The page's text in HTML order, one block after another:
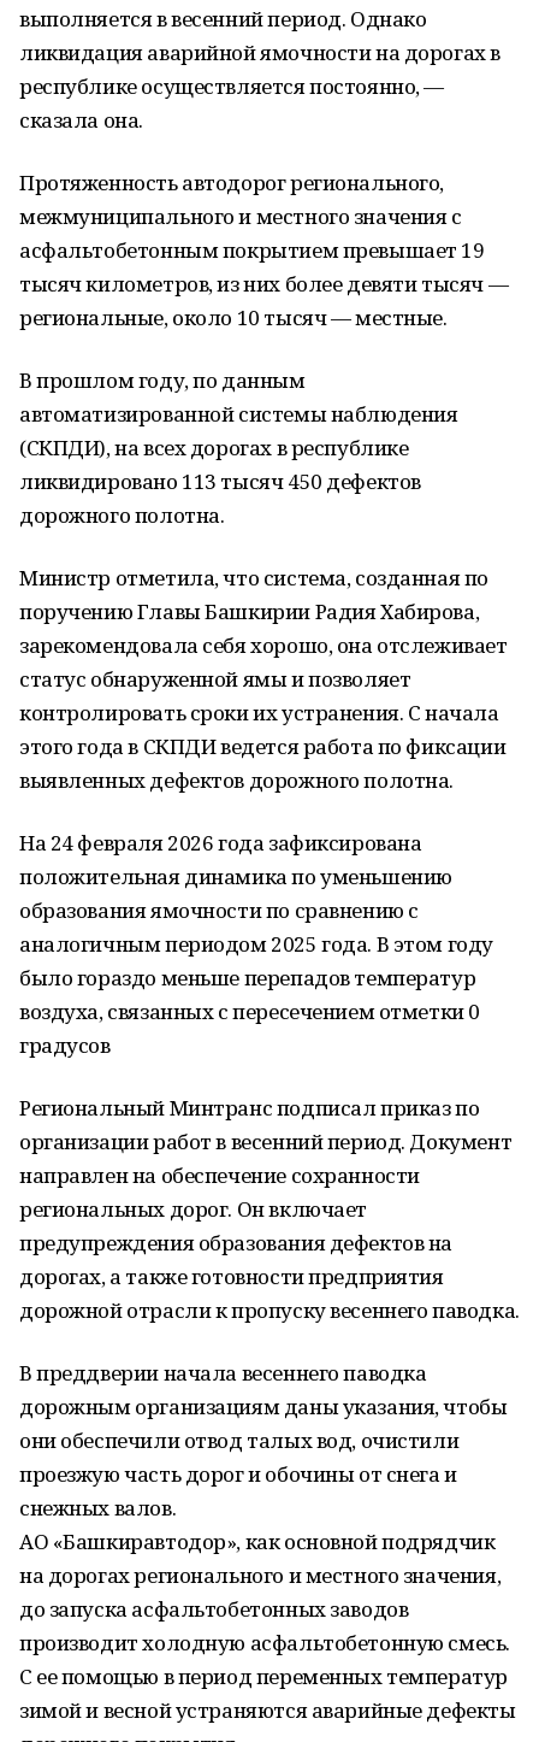
выполняется в весенний период. Однако
ликвидация аварийной ямочности на дорогах в
республике осуществляется постоянно, —
сказала она.
Протяженность автодорог регионального,
межмуниципального и местного значения с
асфальтобетонным покрытием превышает 19
тысяч километров, из них более девяти тысяч —
региональные, около 10 тысяч — местные.
В прошлом году, по данным
автоматизированной системы наблюдения
(СКПДИ), на всех дорогах в республике
ликвидировано 113 тысяч 450 дефектов
дорожного полотна.
Министр отметила, что система, созданная по
поручению Главы Башкирии Радия Хабирова,
зарекомендовала себя хорошо, она отслеживает
статус обнаруженной ямы и позволяет
контролировать сроки их устранения. С начала
этого года в СКПДИ ведется работа по фиксации
выявленных дефектов дорожного полотна.
На 24 февраля 2026 года зафиксирована
положительная динамика по уменьшению
образования ямочности по сравнению с
аналогичным периодом 2025 года. В этом году
было гораздо меньше перепадов температур
воздуха, связанных с пересечением отметки 0
градусов
Региональный Минтранс подписал приказ по
организации работ в весенний период. Документ
направлен на обеспечение сохранности
региональных дорог. Он включает
предупреждения образования дефектов на
дорогах, а также готовности предприятия
дорожной отрасли к пропуску весеннего паводка.
В преддверии начала весеннего паводка
дорожным организациям даны указания, чтобы
они обеспечили отвод талых вод, очистили
проезжую часть дорог и обочины от снега и
снежных валов.
АО «Башкиравтодор», как основной подрядчик
на дорогах регионального и местного значения,
до запуска асфальтобетонных заводов
производит холодную асфальтобетонную смесь.
С ее помощью в период переменных температур
зимой и весной устраняются аварийные дефекты